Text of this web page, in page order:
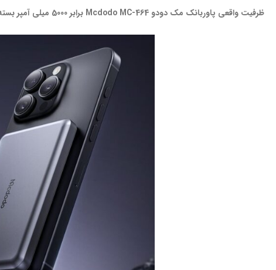
ظرفیت واقعی پاوربانک مک دودو Mcdodo MC-464 برابر 5000 میلی آمپر بسته به ولتاژ خروجی دستگاه‌های شما حدودا 3000 میلی آمپر ساعت خواهد بود.